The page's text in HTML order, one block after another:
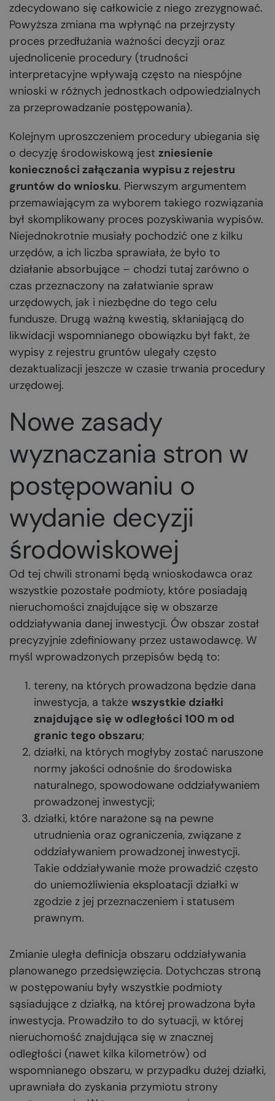
zdecydowano się całkowicie z niego zrezygnować.
Powyższa zmiana ma wpłynąć na przejrzysty
proces przedłużania ważności decyzji oraz
ujednolicenie procedury (trudności
interpretacyjne wpływają często na niespójne
wnioski w różnych jednostkach odpowiedzialnych
za przeprowadzanie postępowania).
Kolejnym uproszczeniem procedury ubiegania się
o decyzję środowiskową jest zniesienie
konieczności załączania wypisu z rejestru
gruntów do wniosku. Pierwszym argumentem
przemawiającym za wyborem takiego rozwiązania
był skomplikowany proces pozyskiwania wypisów.
Niejednokrotnie musiały pochodzić one z kilku
urzędów, a ich liczba sprawiała, że było to
działanie absorbujące – chodzi tutaj zarówno o
czas przeznaczony na załatwianie spraw
urzędowych, jak i niezbędne do tego celu
fundusze. Drugą ważną kwestią, skłaniającą do
likwidacji wspomnianego obowiązku był fakt, że
wypisy z rejestru gruntów ulegały często
dezaktualizacji jeszcze w czasie trwania procedury
urzędowej.
Nowe zasady
wyznaczania stron w
postępowaniu o
wydanie decyzji
środowiskowej
Od tej chwili stronami będą wnioskodawca oraz
wszystkie pozostałe podmioty, które posiadają
nieruchomości znajdujące się w obszarze
oddziaływania danej inwestycji. Ów obszar został
precyzyjnie zdefiniowany przez ustawodawcę. W
myśl wprowadzonych przepisów będą to:
tereny, na których prowadzona będzie dana
inwestycja, a także wszystkie działki
znajdujące się w odległości 100 m od
granic tego obszaru;
działki, na których mogłyby zostać naruszone
normy jakości odnośnie do środowiska
naturalnego, spowodowane oddziaływaniem
prowadzonej inwestycji;
działki, które narażone są na pewne
utrudnienia oraz ograniczenia, związane z
oddziaływaniem prowadzonej inwestycji.
Takie oddziaływanie może prowadzić często
do uniemożliwienia eksploatacji działki w
zgodzie z jej przeznaczeniem i statusem
prawnym.
Zmianie uległa definicja obszaru oddziaływania
planowanego przedsięwzięcia. Dotychczas stroną
w postępowaniu były wszystkie podmioty
sąsiadujące z działką, na której prowadzona była
inwestycja. Prowadziło to do sytuacji, w której
nieruchomość znajdująca się w znacznej
odległości (nawet kilka kilometrów) od
wspomnianego obszaru, w przypadku dużej działki,
uprawniała do zyskania przymiotu strony